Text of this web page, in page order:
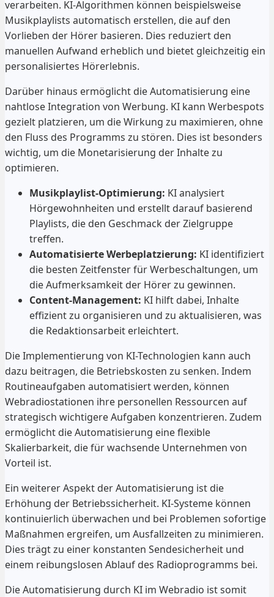
verarbeiten. KI-Algorithmen können beispielsweise
Musikplaylists automatisch erstellen, die auf den
Vorlieben der Hörer basieren. Dies reduziert den
manuellen Aufwand erheblich und bietet gleichzeitig ein
personalisiertes Hörerlebnis.
Darüber hinaus ermöglicht die Automatisierung eine
nahtlose Integration von Werbung. KI kann Werbespots
gezielt platzieren, um die Wirkung zu maximieren, ohne
den Fluss des Programms zu stören. Dies ist besonders
wichtig, um die Monetarisierung der Inhalte zu
optimieren.
Musikplaylist-Optimierung: KI analysiert
Hörgewohnheiten und erstellt darauf basierend
Playlists, die den Geschmack der Zielgruppe
treffen.
Automatisierte Werbeplatzierung: KI identifiziert
die besten Zeitfenster für Werbeschaltungen, um
die Aufmerksamkeit der Hörer zu gewinnen.
Content-Management: KI hilft dabei, Inhalte
effizient zu organisieren und zu aktualisieren, was
die Redaktionsarbeit erleichtert.
Die Implementierung von KI-Technologien kann auch
dazu beitragen, die Betriebskosten zu senken. Indem
Routineaufgaben automatisiert werden, können
Webradiostationen ihre personellen Ressourcen auf
strategisch wichtigere Aufgaben konzentrieren. Zudem
ermöglicht die Automatisierung eine flexible
Skalierbarkeit, die für wachsende Unternehmen von
Vorteil ist.
Ein weiterer Aspekt der Automatisierung ist die
Erhöhung der Betriebssicherheit. KI-Systeme können
kontinuierlich überwachen und bei Problemen sofortige
Maßnahmen ergreifen, um Ausfallzeiten zu minimieren.
Dies trägt zu einer konstanten Sendesicherheit und
einem reibungslosen Ablauf des Radioprogramms bei.
Die Automatisierung durch KI im Webradio ist somit